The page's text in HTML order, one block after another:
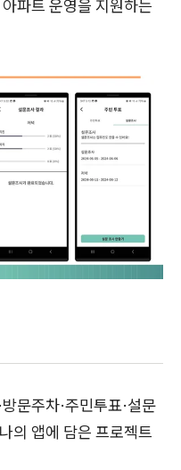
파트 운영을 지원하는
문주차·주민투표·설문
의 앱에 담은 프로젝트